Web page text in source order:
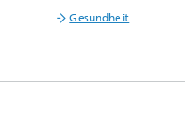
Gesundheit